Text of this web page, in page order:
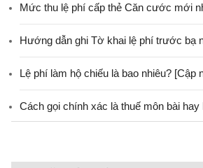
Mức thu lệ phí cấp thẻ Căn cước mới
Hướng dẫn ghi Tờ khai lệ phí trước bạ
Lệ phí làm hộ chiếu là bao nhiêu? [Cập
Cách gọi chính xác là thuế môn bài hay